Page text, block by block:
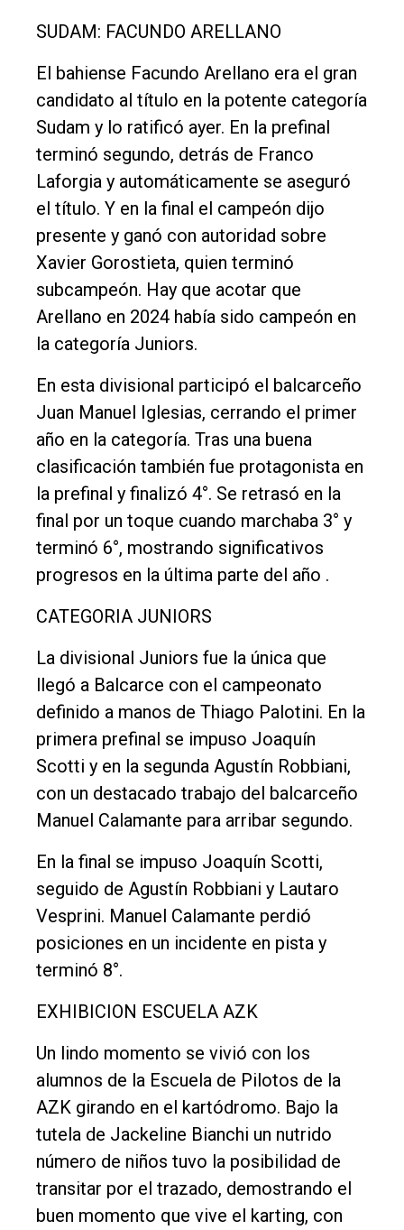
SUDAM: FACUNDO ARELLANO
El bahiense Facundo Arellano era el gran
candidato al título en la potente categoría
Sudam y lo ratificó ayer. En la prefinal
terminó segundo, detrás de Franco
Laforgia y automáticamente se aseguró
el título. Y en la final el campeón dijo
presente y ganó con autoridad sobre
Xavier Gorostieta, quien terminó
subcampeón. Hay que acotar que
Arellano en 2024 había sido campeón en
la categoría Juniors.
En esta divisional participó el balcarceño
Juan Manuel Iglesias, cerrando el primer
año en la categoría. Tras una buena
clasificación también fue protagonista en
la prefinal y finalizó 4°. Se retrasó en la
final por un toque cuando marchaba 3° y
terminó 6°, mostrando significativos
progresos en la última parte del año .
CATEGORIA JUNIORS
La divisional Juniors fue la única que
llegó a Balcarce con el campeonato
definido a manos de Thiago Palotini. En la
primera prefinal se impuso Joaquín
Scotti y en la segunda Agustín Robbiani,
con un destacado trabajo del balcarceño
Manuel Calamante para arribar segundo.
En la final se impuso Joaquín Scotti,
seguido de Agustín Robbiani y Lautaro
Vesprini. Manuel Calamante perdió
posiciones en un incidente en pista y
terminó 8°.
EXHIBICION ESCUELA AZK
Un lindo momento se vivió con los
alumnos de la Escuela de Pilotos de la
AZK girando en el kartódromo. Bajo la
tutela de Jackeline Bianchi un nutrido
número de niños tuvo la posibilidad de
transitar por el trazado, demostrando el
buen momento que vive el karting, con